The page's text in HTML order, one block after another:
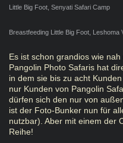
Little Big Foot, Senyati Safari Camp
Breastfeeding Little Big Foot, Leshoma
Es ist schon grandios wie
Pangolin Photo Safaris hat
in dem sie bis zu acht
nur Kunden von Pangolin
dürfen sich den nur von
ist der Foto-Bunker nun für
nutzbar). Aber mit einem der
Reihe!